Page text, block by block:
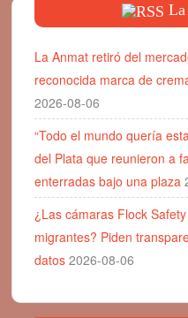
La Anmat retiró del
reconocida marca de
2026-08-06
“Todo el mundo quería
del Plata que reunieron a
enterradas bajo una plaza
¿Las cámaras Flock
migrantes? Piden
datos 2026-08-06